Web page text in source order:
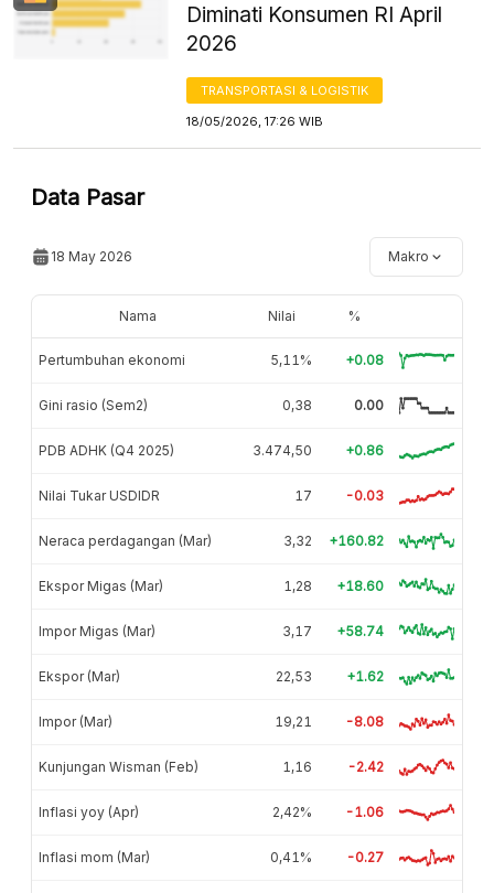
Diminati Konsumen RI April
2026
TRANSPORTASI & LOGISTIK
18/05/2026, 17:26 WIB
Data Pasar
18 May 2026 Makro
Nama Nilai %
Pertumbuhan ekonomi 5,11% +0.08
Gini rasio (Sem2) 0,38 0.00
PDB ADHK (Q4 2025) 3.474,50 +0.86
Nilai Tukar USDIDR 17 -0.03
Neraca perdagangan (Mar) 3,32 +160.82
Ekspor Migas (Mar) 1,28 +18.60
Impor Migas (Mar) 3,17 +58.74
Ekspor (Mar) 22,53 +1.62
Impor (Mar) 19,21 -8.08
Kunjungan Wisman (Feb) 1,16 -2.42
Inflasi yoy (Apr) 2,42% -1.06
Inflasi mom (Mar) 0,41% -0.27